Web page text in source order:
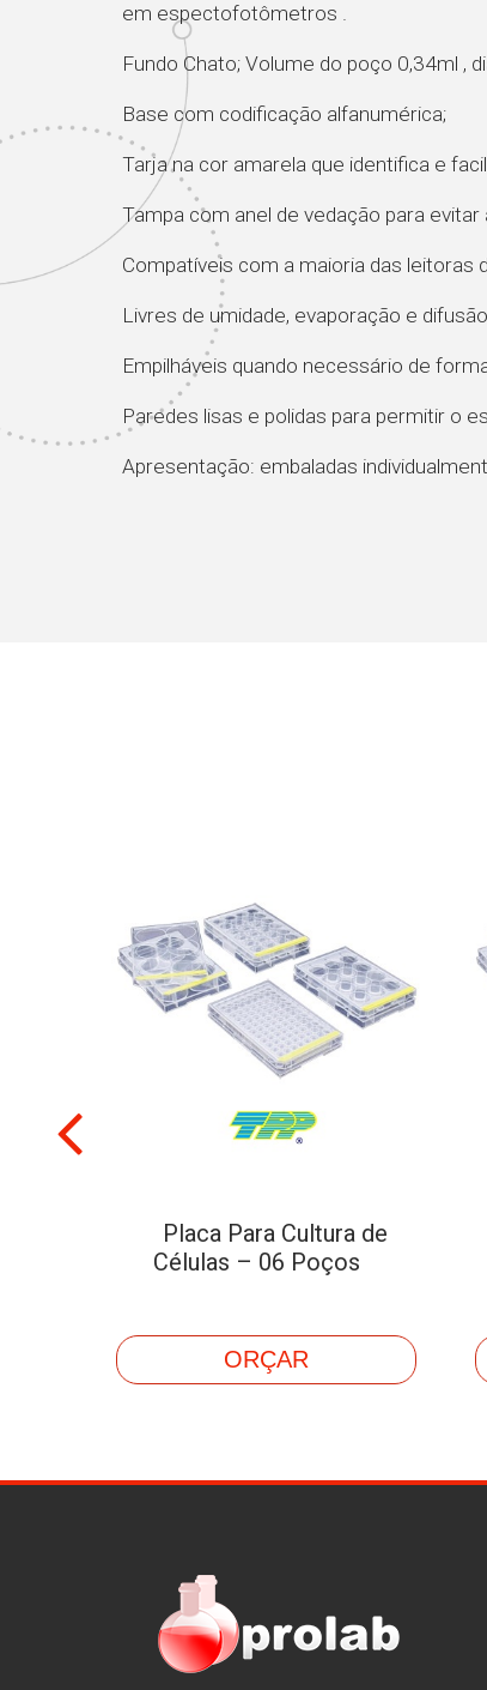
em espectofotômetros .
Fundo Chato; Volume do poço 0,34ml ,
Base com codificação alfanumérica;
Tarja na cor amarela que identifica e
Tampa com anel de vedação para
Compatíveis com a maioria das leitoras
Livres de umidade, evaporação e
Empilháveis quando necessário de
Paredes lisas e polidas para permitir o
Apresentação: embaladas
Placa Para Cultura de
Células – 06 Poços
ORÇAR